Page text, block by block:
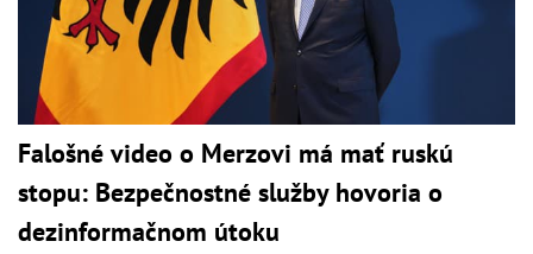
Falošné video o Merzovi má mať ruskú
stopu: Bezpečnostné služby hovoria o
dezinformačnom útoku